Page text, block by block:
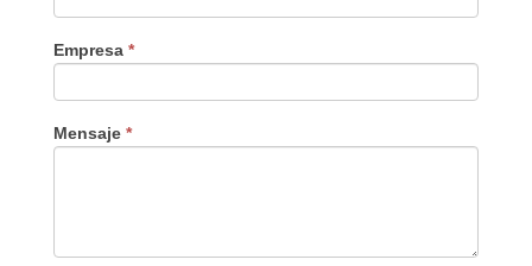
Empresa *
Mensaje *